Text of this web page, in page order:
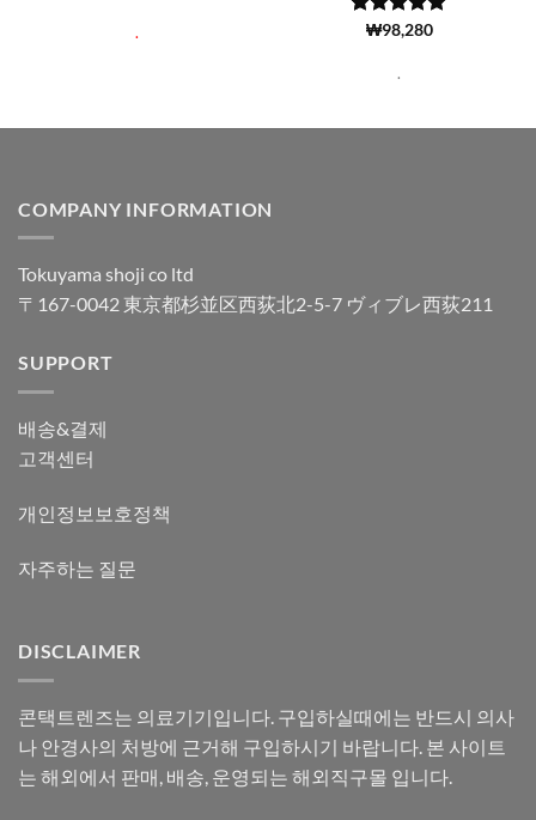
.
5 중에서
(187)
₩98,280
.
COMPANY INFORMATION
Tokuyama shoji co ltd
〒167-0042 東京都杉並区西荻北2-5-7 ヴィブレ西荻211
SUPPORT
배송&결제
고객센터
개인정보보호정책
자주하는 질문
DISCLAIMER
콘택트렌즈는 의료기기입니다. 구입하실때에는 반드시 의사
나 안경사의 처방에 근거해 구입하시기 바랍니다. 본 사이트
는 해외에서 판매, 배송, 운영되는 해외직구몰 입니다.